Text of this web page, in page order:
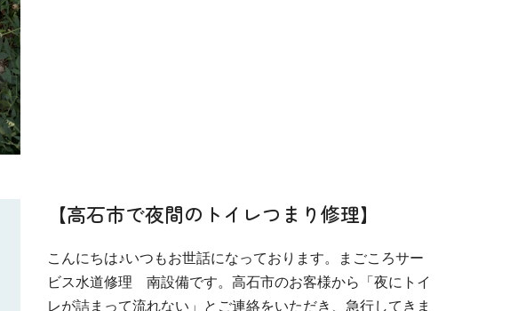
【高石市で夜間のトイレつまり修理】
こんにちは♪いつもお世話になっております。まごころサー
ビス水道修理 南設備です。高石市のお客様から「夜にトイ
レが詰まって流れない」とご連絡をいただき、急行してきま